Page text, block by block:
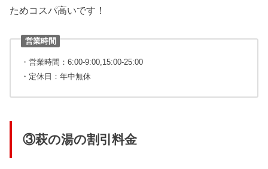
ためコスパ高いです！
営業時間
・営業時間：6:00-9:00,15:00-25:00
・定休日：年中無休
③萩の湯の割引料金